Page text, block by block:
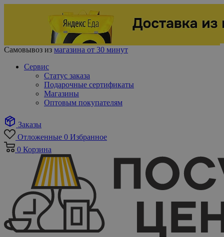
Самовывоз из магазина от 30 минут
Сервис
Статус заказа
Подарочные сертификаты
Магазины
Оптовым покупателям
Заказы
Отложенные 0 Избранное
0 Корзина